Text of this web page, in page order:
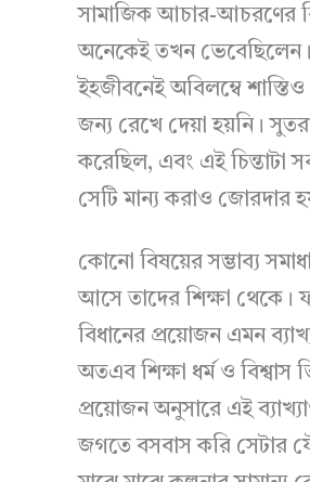
সামাজিক আচার-আচরণের
অনেকেই তখন
ইহজীবনেই অবিলম্বে
জন্য রেখে দেয়া হয়নি।
করেছিল, এবং এই চিন্তাটা
সেটি মান্য করাও জোরদার
কোনো বিষয়ের সম্ভাব্য
আসে তাদের শিক্ষা থেকে।
বিধানের প্রয়োজন এমন
অতএব শিক্ষা ধর্ম ও বিশ্বাস
প্রয়োজন অনুসারে এই
জগতে বসবাস করি সেটার